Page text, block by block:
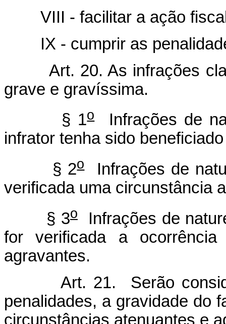
VIII - facilitar a ação
IX - cumprir as
Art. 20. As infrações
grave e gravíssima.
§ 1oInfrações de
infrator tenha sido
§ 2oInfrações de
verificada uma circunstância
§ 3o
Infrações de
for verificada a
agravantes.
Art. 21. Serão
penalidades, a gravidade do
circunstâncias atenuantes e